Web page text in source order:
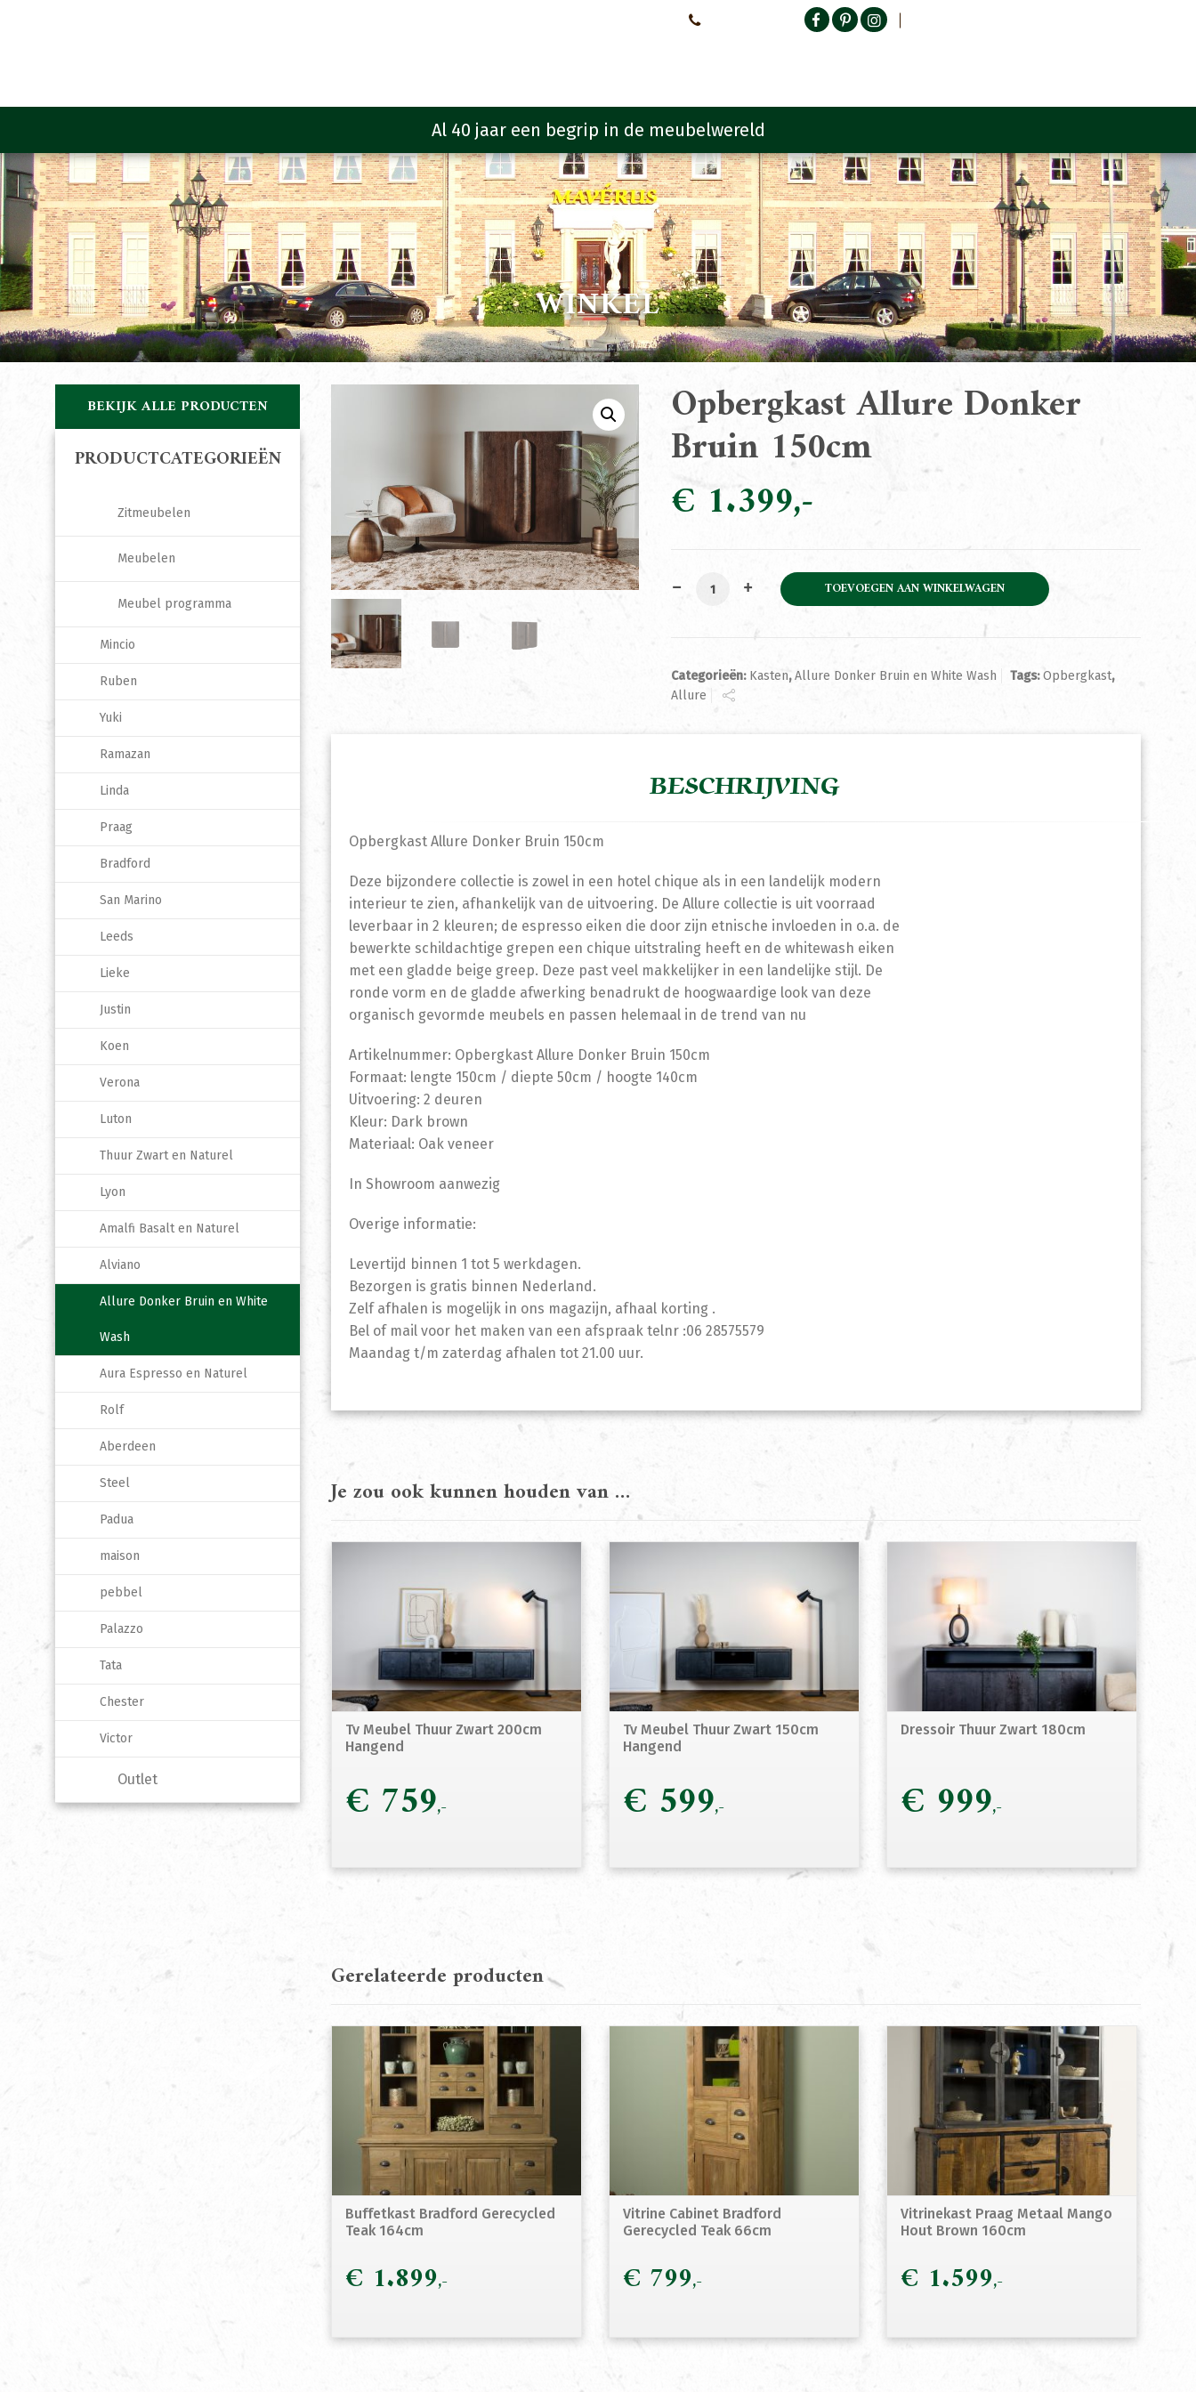
WINKEL
Opbergkast Allure Donker
Bruin 150cm
€ 1.399
Opbergkast Allure Donker Bruin 150cm aantal
TOEVOEGEN AAN WINKELWAGEN
Categorieën: Kasten,Allure Donker Bruin en White Wash Tags:Opbergkast,
Allure
BESCHRIJVING
Opbergkast Allure Donker Bruin 150cm
Deze bijzondere collectie is zowel in een hotel chique als in een landelijk modern
interieur te zien, afhankelijk van de uitvoering. De Allure collectie is uit voorraad
leverbaar in 2 kleuren; de espresso eiken die door zijn etnische invloeden in o.a. de
bewerkte schildachtige grepen een chique uitstraling heeft en de whitewash eiken
met een gladde beige greep. Deze past veel makkelijker in een landelijke stijl. De
ronde vorm en de gladde afwerking benadrukt de hoogwaardige look van deze
organisch gevormde meubels en passen helemaal in de trend van nu
Artikelnummer: Opbergkast Allure Donker Bruin 150cm
Formaat: lengte 150cm / diepte 50cm / hoogte 140cm
Uitvoering: 2 deuren
Kleur: Dark brown
Materiaal: Oak veneer
In Showroom aanwezig
Overige informatie:
Levertijd binnen 1 tot 5 werkdagen.
Bezorgen is gratis binnen Nederland.
Zelf afhalen is mogelijk in ons magazijn, afhaal korting .
Bel of mail voor het maken van een afspraak telnr :06 28575579
Maandag t/m zaterdag afhalen tot 21.00 uur.
Je zou ook kunnen houden van …
Tv Meubel Thuur Zwart 200cm
Hangend
€ 759
Tv Meubel Thuur Zwart 150cm
Hangend
€ 599
Dressoir Thuur Zwart 180cm
€ 999
Gerelateerde producten
Buffetkast Bradford Gerecycled
Teak 164cm
€ 1.899
Vitrine Cabinet Bradford
Gerecycled Teak 66cm
€ 799
Vitrinekast Praag Metaal Mango
Hout Brown 160cm
€ 1.599
BEKIJK ALLE PRODUCTEN
PRODUCTCATEGORIEËN
Zitmeubelen
Meubelen
Meubel programma
Mincio
Ruben
Yuki
Ramazan
Linda
Praag
Bradford
San Marino
Leeds
Lieke
Justin
Koen
Verona
Luton
Thuur Zwart en Naturel
Lyon
Amalfi Basalt en Naturel
Alviano
Allure Donker Bruin en White
Wash
Aura Espresso en Naturel
Rolf
Aberdeen
Steel
Padua
maison
pebbel
Palazzo
Tata
Chester
Victor
Outlet